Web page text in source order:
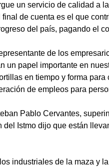
un servicio de calidad a la
de cuenta es el que
del país, pagando el
de los
un papel importante en
en tiempo y forma
de empleos para
Pablo Cervantes,
del Istmo dijo que están
industriales de la maza y